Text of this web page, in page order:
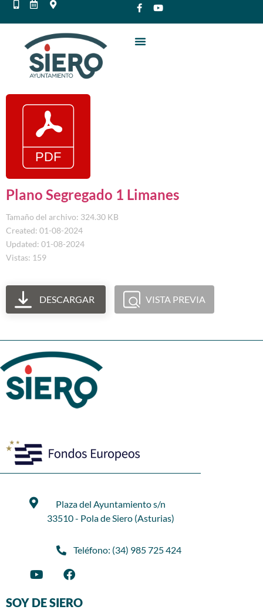
Plano Segregado 1 Limanes
Tamaño del archivo: 324.30 KB
Created: 01-08-2024
Updated: 01-08-2024
Vistas: 159
DESCARGAR VISTA PREVIA
Plaza del Ayuntamiento s/n
33510 - Pola de Siero (Asturias)
Teléfono: (34) 985 725 424
SOY DE SIERO